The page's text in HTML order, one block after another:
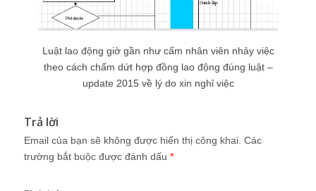
Luật lao động giờ gần như cấm nhân viên nhảy việc
theo cách chấm dứt hợp đồng lao động đúng luật –
update 2015 về lý do xin nghỉ việc
Trả lời
Email của bạn sẽ không được hiển thị công khai. Các
trường bắt buộc được đánh dấu *